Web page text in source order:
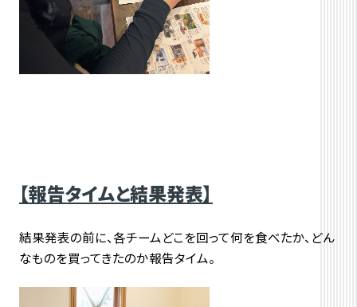
【報告タイムと結果発表】
結果発表の前に、各チームどこを回って何を食べたか、どん
なものを買ってきたのか報告タイム。